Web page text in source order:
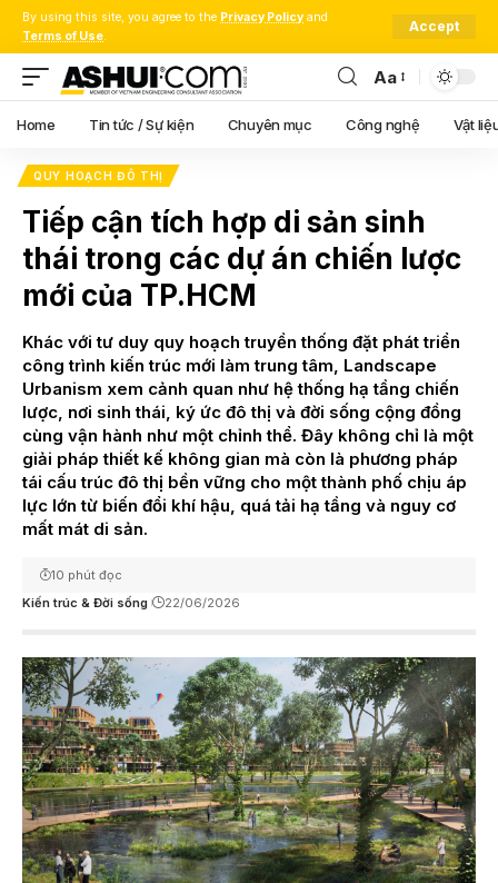
By using this site, you agree to the Privacy Policy and
Terms of Use.
Accept
Font
Resizer
Aa
Home Tin tức / Sự kiện Chuyên mục Công nghệ Vật
QUY HOẠCH ĐÔ THỊ
Tiếp cận tích hợp di sản sinh
thái trong các dự án chiến lược
mới của TP.HCM
Khác với tư duy quy hoạch truyền thống đặt phát triển
công trình kiến trúc mới làm trung tâm, Landscape
Urbanism xem cảnh quan như hệ thống hạ tầng chiến
lược, nơi sinh thái, ký ức đô thị và đời sống cộng đồng
cùng vận hành như một chỉnh thể. Đây không chỉ là một
giải pháp thiết kế không gian mà còn là phương pháp
tái cấu trúc đô thị bền vững cho một thành phố chịu áp
lực lớn từ biến đổi khí hậu, quá tải hạ tầng và nguy cơ
mất mát di sản.
Kiến trúc & Đời sống 22/06/2026
10 phút đọc